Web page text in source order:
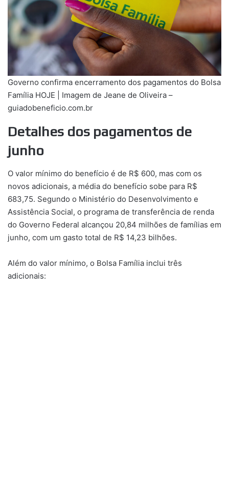
Governo confirma encerramento dos pagamentos do Bolsa
Família HOJE | Imagem de Jeane de Oliveira –
guiadobeneficio.com.br
Detalhes dos pagamentos de
junho
O valor mínimo do benefício é de R$ 600, mas com os
novos adicionais, a média do benefício sobe para R$
683,75. Segundo o Ministério do Desenvolvimento e
Assistência Social, o programa de transferência de renda
do Governo Federal alcançou 20,84 milhões de famílias em
junho, com um gasto total de R$ 14,23 bilhões.
Além do valor mínimo, o Bolsa Família inclui três
adicionais: